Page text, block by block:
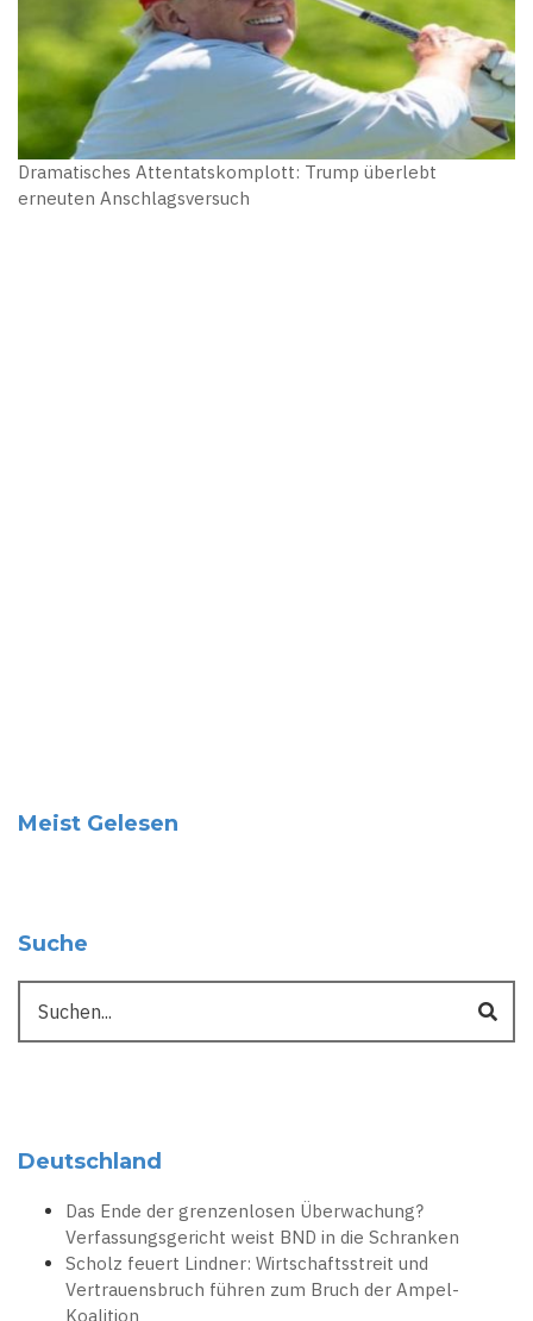
Dramatisches Attentatskomplott: Trump überlebt
erneuten Anschlagsversuch
Meist Gelesen
Suche
Deutschland
Das Ende der grenzenlosen Überwachung?
Verfassungsgericht weist BND in die Schranken
Scholz feuert Lindner: Wirtschaftsstreit und
Vertrauensbruch führen zum Bruch der Ampel-
Koalition